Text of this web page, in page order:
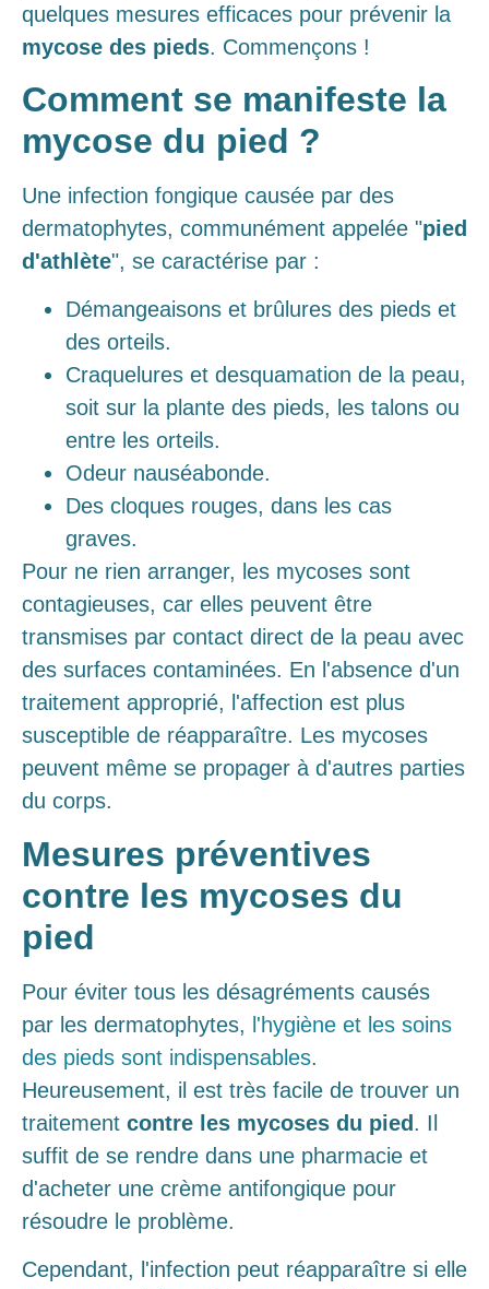
quelques mesures efficaces pour prévenir la
mycose des pieds. Commençons !
Comment se manifeste la
mycose du pied ?
Une infection fongique causée par des
dermatophytes, communément appelée "pied
d'athlète", se caractérise par :
Démangeaisons et brûlures des pieds et
des orteils.
Craquelures et desquamation de la peau,
soit sur la plante des pieds, les talons ou
entre les orteils.
Odeur nauséabonde.
Des cloques rouges, dans les cas
graves.
Pour ne rien arranger, les mycoses sont
contagieuses, car elles peuvent être
transmises par contact direct de la peau avec
des surfaces contaminées. En l'absence d'un
traitement approprié, l'affection est plus
susceptible de réapparaître. Les mycoses
peuvent même se propager à d'autres parties
du corps.
Mesures préventives
contre les mycoses du
pied
Pour éviter tous les désagréments causés
par les dermatophytes, l'hygiène et les soins
des pieds sont indispensables.
Heureusement, il est très facile de trouver un
traitement contre les mycoses du pied . Il
suffit de se rendre dans une pharmacie et
d'acheter une crème antifongique pour
résoudre le problème.
Cependant, l'infection peut réapparaître si elle